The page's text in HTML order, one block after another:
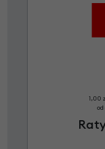
1,00